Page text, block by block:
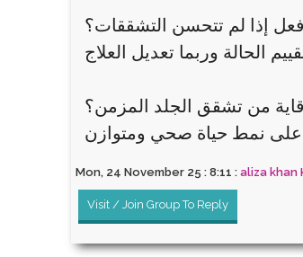
إذا لم تتحسن التشققات؟
من تشقق الجلد المزمن؟
Mon, 24 November 25 : 8:11 : aliza khan
Visit / Join Group To Reply